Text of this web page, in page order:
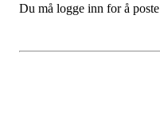
Du må logge inn for å